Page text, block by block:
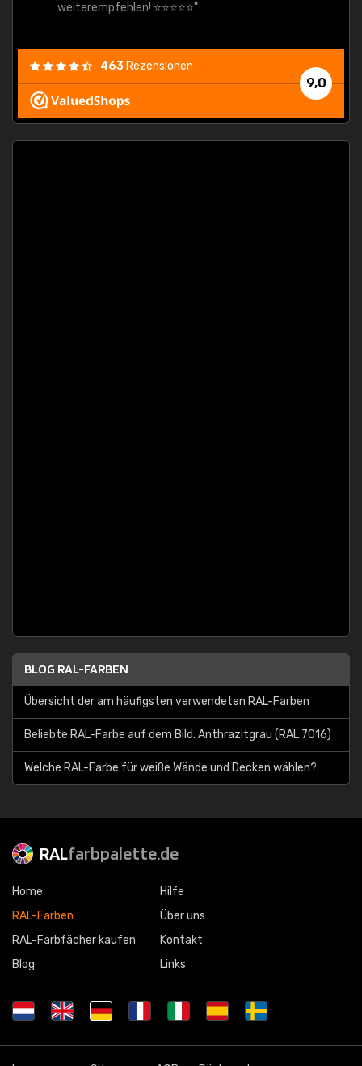
weiterempfehlen! ⭐⭐⭐⭐⭐"
9,0
463 Rezensionen
BLOG RAL-FARBEN
Übersicht der am häufigsten verwendeten RAL-Farben
Beliebte RAL-Farbe auf dem Bild: Anthrazitgrau (RAL 7016)
Welche RAL-Farbe für weiße Wände und Decken wählen?
RALfarbpalette.de
Home
RAL-Farben
RAL-Farbfächer kaufen
Blog
Hilfe
Über uns
Kontakt
Links